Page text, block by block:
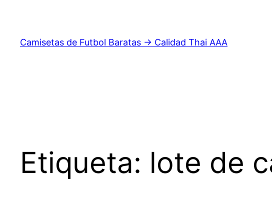
contenido
Camisetas de Futbol Baratas → Calidad Thai AAA
Etiqueta: lote de